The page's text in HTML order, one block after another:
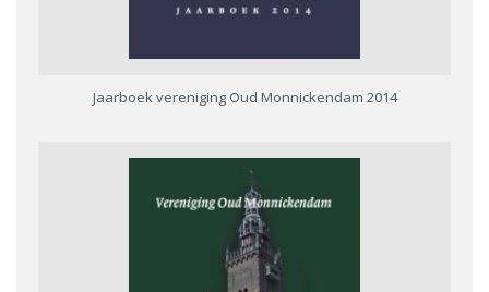
Jaarboek vereniging Oud Monnickendam 2014